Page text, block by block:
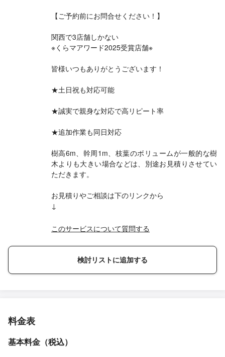
【ご予約前にお問合せください！】
関西で3店舗しかない
※くらマアワード2025受賞店舗※
皆様いつもありがとうございます！
★土日祝も対応可能
★誠実で親身な対応で高リピート率
★追加作業も同日対応
樹高6m、幹周1m、枝葉のボリュームが一般的な樹
木よりも大きい場合などは、別途お見積りさせてい
ただきます。
お見積りやご相談は下のリンクから
↓
このサービスについて質問する
検討リストに追加する
料金表
基本料金（税込）